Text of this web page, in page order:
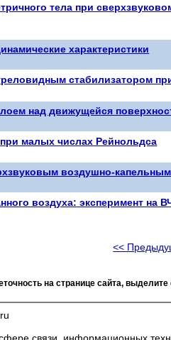
тела при
характеристики
стабилизатором
над движущейся
малых числах Рейнольдса
воздушно-
воздуха: эксперимент на
<<
на странице сайта,
связи, информационных